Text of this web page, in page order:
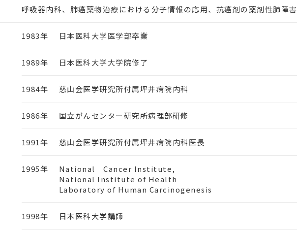
呼吸器内科、肺癌薬物治療における分子情報の応用、抗癌剤の薬剤性肺障害
1983年 日本医科大学医学部卒業
1989年 日本医科大学大学院修了
1984年 慈山会医学研究所付属坪井病院内科
1986年 国立がんセンター研究所病理部研修
1991年 慈山会医学研究所付属坪井病院内科医長
1995年
National Cancer Institute,
National Institute of Health
Laboratory of Human Carcinogenesis
1998年 日本医科大学講師